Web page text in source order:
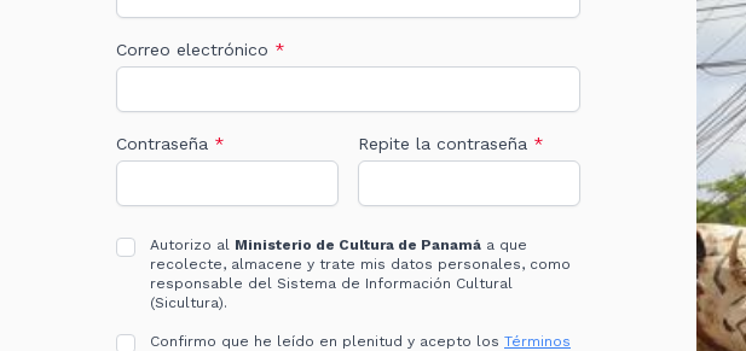
Correo electrónico *
Contraseña * Repite la contraseña *
Autorizo al Ministerio de Cultura de Panamá
recolecte, almacene y trate mis datos personales, como
responsable del Sistema de Información Cultural
(Sicultura).
Confirmo que he leído en plenitud y acepto los Términos